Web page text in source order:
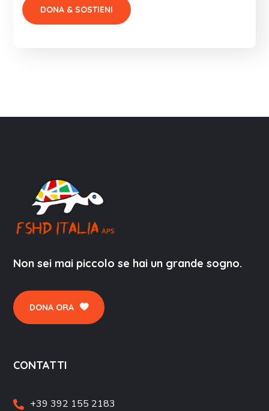
Non sei mai piccolo se hai un grande sogno.
DONA ORA
CONTATTI
+39 392 155 2183